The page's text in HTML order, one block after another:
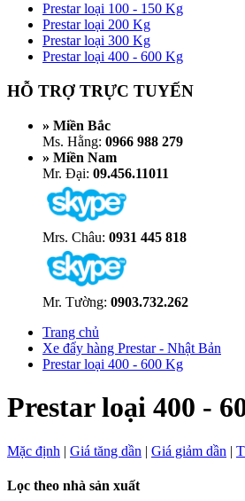
Prestar loại 100 - 150 Kg
Prestar loại 200 Kg
Prestar loại 300 Kg
Prestar loại 400 - 600 Kg
HỖ TRỢ TRỰC TUYẾN
» Miền Bắc
Ms. Hằng: 0966 988 279
» Miền Nam
Mr. Đại: 09.456.11011
Mrs. Châu: 0931 445 818
Mr. Tường: 0903.732.262
Trang chủ
Xe đẩy hàng Prestar - Nhật Bản
Prestar loại 400 - 600 Kg
Prestar loại 400 -
Mặc định | Giá tăng dần | Giá giảm dần |
Lọc theo nhà sản xuất